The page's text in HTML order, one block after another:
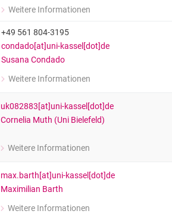
Weitere Informationen
zu Susana Condado
Sekretariat für Prof. Dr. Nina Skorsetz
+49 561 804-3195
condado[at]uni-kassel[dot]de
Susana Condado
Weitere Informationen
zu Susana Condado
uk082883[at]uni-kassel[dot]de
Cornelia Muth (Uni Bielefeld)
Weitere Informationen
zu Prof. Dr. Cornelia Muth
max.barth[at]uni-kassel[dot]de
Maximilian Barth
Weitere Informationen
zu Maximilian Barth